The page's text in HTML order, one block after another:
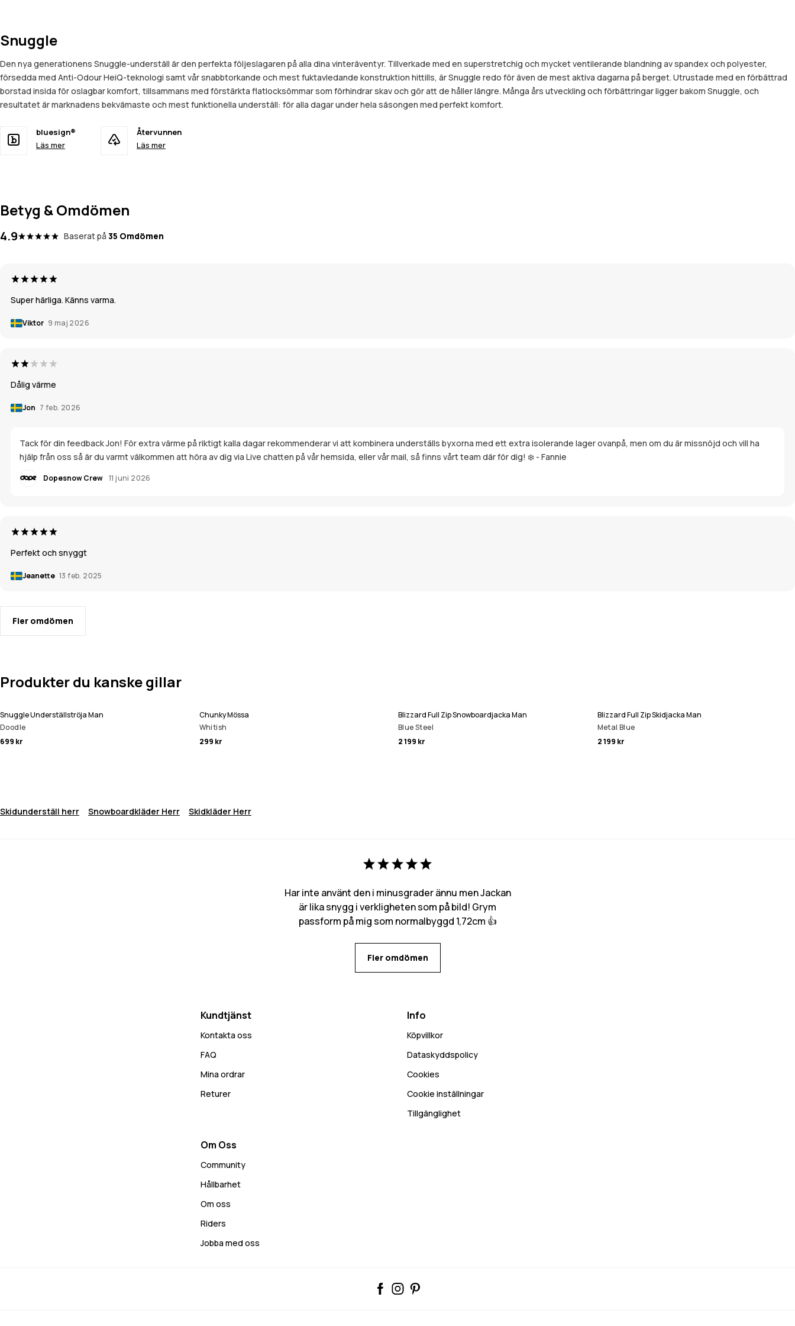
Snuggle
Den nya generationens Snuggle-underställ är den perfekta följeslagaren på alla dina vinteräventyr. Tillverkade med en superstretchig och mycket ventilerande blandning av spandex och polyester,
försedda med Anti-Odour HeiQ-teknologi samt vår snabbtorkande och mest fuktavledande konstruktion hittills, är Snuggle redo för även de mest aktiva dagarna på berget. Utrustade med en förbättrad
borstad insida för oslagbar komfort, tillsammans med förstärkta flatlocksömmar som förhindrar skav och gör att de håller längre. Många års utveckling och förbättringar ligger bakom Snuggle, och
resultatet är marknadens bekvämaste och mest funktionella underställ: för alla dagar under hela säsongen med perfekt komfort.
bluesign®
Läs mer
Återvunnen
Läs mer
Betyg & Omdömen
4.9 Baserat på 35 Omdömen
Super härliga. Känns varma.
Viktor 9 maj 2026
Dålig värme
Jon 7 feb. 2026
Tack för din feedback Jon! För extra värme på riktigt kalla dagar rekommenderar vi att kombinera underställs byxorna med ett extra isolerande lager ovanpå, men om du är missnöjd och vill ha
hjälp från oss så är du varmt välkommen att höra av dig via Live chatten på vår hemsida, eller vår mail, så finns vårt team där för dig! ❄️ - Fannie
Dopesnow Crew 11 juni 2026
Perfekt och snyggt
Jeanette 13 feb. 2025
Fler omdömen
Produkter du kanske gillar
Snuggle Underställströja Man
Doodle
699 kr
Chunky Mössa
Whitish
299 kr
Blizzard Full Zip Snowboardjacka Man
Blue Steel
2 199 kr
Blizzard Full Zip Skidjacka Man
Metal Blue
2 199 kr
Skidunderställ herr Snowboardkläder Herr Skidkläder Herr
Har inte använt den i minusgrader ännu men Jackan
är lika snygg i verkligheten som på bild! Grym
passform på mig som normalbyggd 1,72cm 👍
Fler omdömen
Kundtjänst
Kontakta oss
FAQ
Mina ordrar
Returer
Info
Köpvillkor
Dataskyddspolicy
Cookies
Cookie inställningar
Tillgänglighet
Om Oss
Community
Hållbarhet
Om oss
Riders
Jobba med oss